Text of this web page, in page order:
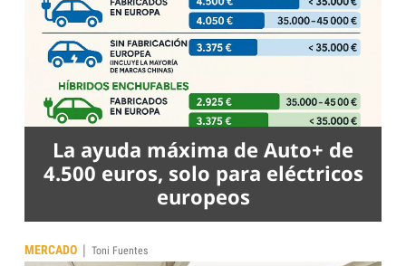
La ayuda máxima de Auto+ de
4.500 euros, solo para eléctricos
europeos
MERCADO | Toni Fuentes